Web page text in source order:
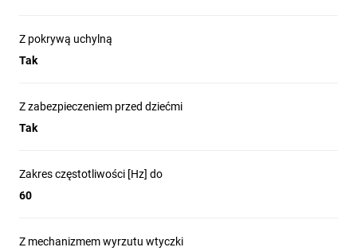
Z pokrywą uchylną
Tak
Z zabezpieczeniem przed dziećmi
Tak
Zakres częstotliwości [Hz] do
60
Z mechanizmem wyrzutu wtyczki